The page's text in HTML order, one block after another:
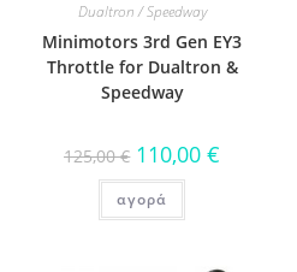
Dualtron / Speedway
Minimotors 3rd Gen EY3
Throttle for Dualtron &
Speedway
125,00€ 110,00€
αγορά